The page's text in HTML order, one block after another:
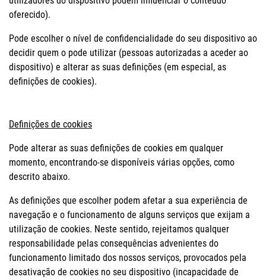
oferecido).
Pode escolher o nível de confidencialidade do seu dispositivo ao
decidir quem o pode utilizar (pessoas autorizadas a aceder ao
dispositivo) e alterar as suas definições (em especial, as
definições de cookies).
Definições de cookies
Pode alterar as suas definições de cookies em qualquer
momento, encontrando-se disponíveis várias opções, como
descrito abaixo.
As definições que escolher podem afetar a sua experiência de
navegação e o funcionamento de alguns serviços que exijam a
utilização de cookies. Neste sentido, rejeitamos qualquer
responsabilidade pelas consequências advenientes do
funcionamento limitado dos nossos serviços, provocados pela
desativação de cookies no seu dispositivo (incapacidade de